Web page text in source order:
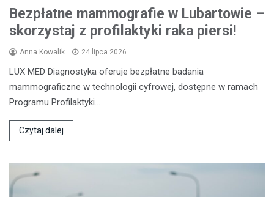
Bezpłatne mammografie w Lubartowie –
skorzystaj z profilaktyki raka piersi!
Anna Kowalik 24 lipca 2026
LUX MED Diagnostyka oferuje bezpłatne badania
mammograficzne w technologii cyfrowej, dostępne w ramach
Programu Profilaktyki…
Czytaj dalej